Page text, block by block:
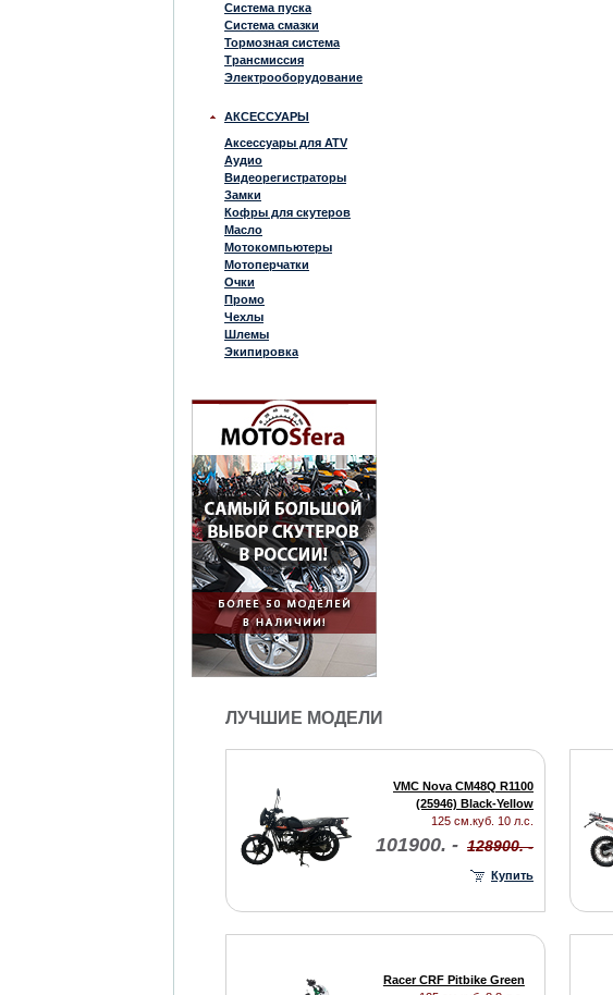
Система пуска
Система смазки
Тормозная система
Трансмиссия
Электрооборудование
АКСЕССУАРЫ
Аксессуары для ATV
Аудио
Видеорегистраторы
Замки
Кофры для скутеров
Масло
Мотокомпьютеры
Мотоперчатки
Очки
Промо
Чехлы
Шлемы
Экипировка
ЛУЧШИЕ МОДЕЛИ
VMC Nova CM48Q R1100
(25946) Black-Yellow
125 см.куб. 10 л.с.
101900. - 128900. -
Купить
Racer CRF Pitbike Green